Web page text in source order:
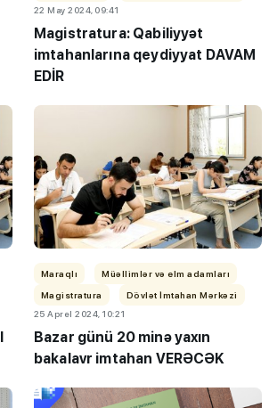
22 May 2024, 09:41
Magistratura: Qabiliyyət
imtahanlarına qeydiyyat DAVAM
EDİR
Maraqlı
Müəllimlər və elm adamları
Magistratura
Dövlət İmtahan Mərkəzi
25 Aprel 2024, 10:21
Bazar günü 20 minə yaxın
bakalavr imtahan VERƏCƏK
MİQ balına görə Bakı üzrə
birinci, respublika üzrə
OLDU